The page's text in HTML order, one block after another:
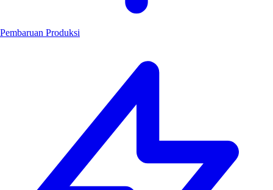
Pembaruan Produksi